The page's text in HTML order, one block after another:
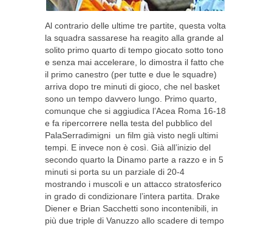
Al contrario delle ultime tre partite, questa volta
la squadra sassarese ha reagito alla grande al
solito primo quarto di tempo giocato sotto tono
e senza mai accelerare, lo dimostra il fatto che
il primo canestro (per tutte e due le squadre)
arriva dopo tre minuti di gioco, che nel basket
sono un tempo davvero lungo. Primo quarto,
comunque che si aggiudica l’Acea Roma 16-18
e fa ripercorrere nella testa del pubblico del
PalaSerradimigni un film già visto negli ultimi
tempi. E invece non è così. Già all’inizio del
secondo quarto la Dinamo parte a razzo e in 5
minuti si porta su un parziale di 20-4
mostrando i muscoli e un attacco stratosferico
in grado di condizionare l’intera partita. Drake
Diener e Brian Sacchetti sono incontenibili, in
più due triple di Vanuzzo allo scadere di tempo